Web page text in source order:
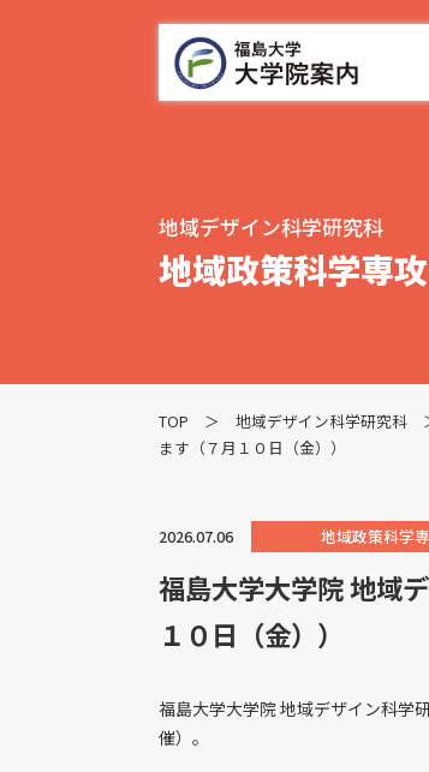
地域デザイン科学研究科
地域政策科学専攻
TOP ＞ 地域デザイン科学研究科
ます（７月１０日（金））
2026.07.06 地域政策科学
福島大学大学院 地域
１０日（金））
福島大学大学院 地域デザイン科学
催）。